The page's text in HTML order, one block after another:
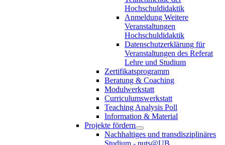
Hochschuldidaktik
Anmeldung Weitere
Veranstaltungen
Hochschuldidaktik
Datenschutzerklärung für
Veranstaltungen des Referat
Lehre und Studium
Zertifikatsprogramm
Beratung & Coaching
Modulwerkstatt
Curriculumswerkstatt
Teaching Analysis Poll
Information & Material
Projekte fördern
Nachhaltiges und transdisziplinäres
Studium - nuts@UB